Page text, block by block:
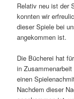
Relativ neu ist der
konnten wir
dieser Spiele bei
angekommen ist.
Die Bücherei hat
in
einen
Nachdem dieser